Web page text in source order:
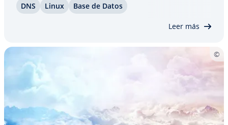
mínimos y, por encima de todo, un servidor
DNS Linux Base de Datos
Leer más